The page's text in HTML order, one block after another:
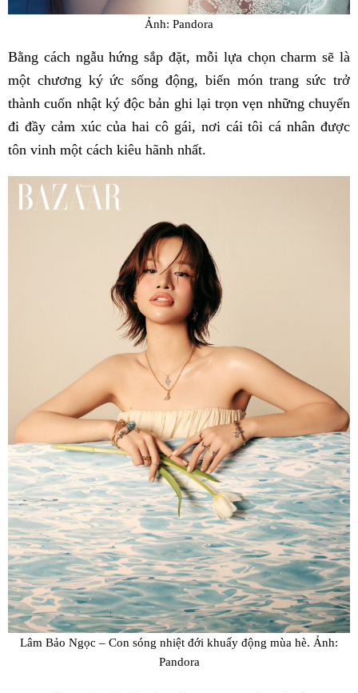
Ảnh: Pandora
Bằng cách ngẫu hứng sắp đặt, mỗi lựa chọn charm sẽ là
một chương ký ức sống động, biến món trang sức trở
thành cuốn nhật ký độc bản ghi lại trọn vẹn những chuyến
đi đầy cảm xúc của hai cô gái, nơi cái tôi cá nhân được
tôn vinh một cách kiêu hãnh nhất.
Lâm Bảo Ngọc – Con sóng nhiệt đới khuấy động mùa hè. Ảnh:
Pandora